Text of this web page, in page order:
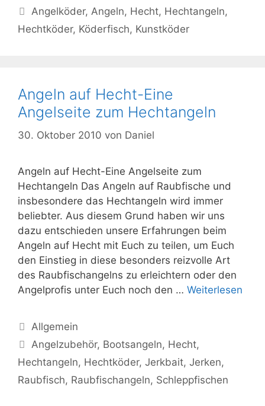
Schlagwörter
Angelköder,Angeln, Hecht, Hechtangeln,
Hechtköder, Köderfisch, Kunstköder
Angeln auf Hecht-Eine
Angelseite zum Hechtangeln
30. Oktober 2010 von Daniel
Angeln auf Hecht-Eine Angelseite zum
Hechtangeln Das Angeln auf Raubfische und
insbesondere das Hechtangeln wird immer
beliebter. Aus diesem Grund haben wir uns
dazu entschieden unsere Erfahrungen beim
Angeln auf Hecht mit Euch zu teilen, um Euch
den Einstieg in diese besonders reizvolle Art
des Raubfischangelns zu erleichtern oder den
Angelprofis unter Euch noch den … Weiterlesen
Kategorien
Allgemein
Schlagwörter
Angelzubehör, Bootsangeln, Hecht,
Hechtangeln, Hechtköder, Jerkbait, Jerken,
Raubfisch, Raubfischangeln, Schleppfischen